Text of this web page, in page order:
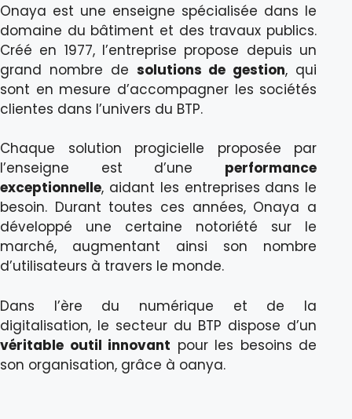
Onaya est une enseigne spécialisée dans le
domaine du bâtiment et des travaux publics.
Créé en 1977, l’entreprise propose depuis un
grand nombre de solutions de gestion, qui
sont en mesure d’accompagner les sociétés
clientes dans l’univers du BTP.
Chaque solution progicielle proposée par
l’enseigne est d’une performance
exceptionnelle, aidant les entreprises dans le
besoin. Durant toutes ces années, Onaya a
développé une certaine notoriété sur le
marché, augmentant ainsi son nombre
d’utilisateurs à travers le monde.
Dans l’ère du numérique et de la
digitalisation, le secteur du BTP dispose d’un
véritable outil innovant pour les besoins de
son organisation, grâce à oanya.